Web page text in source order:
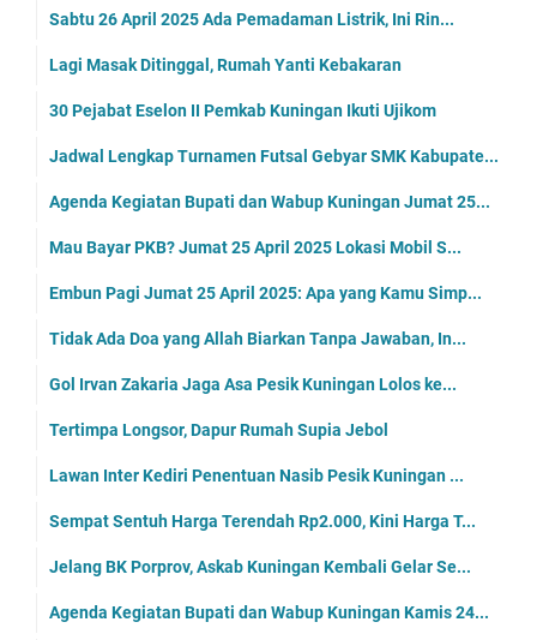
Sabtu 26 April 2025 Ada Pemadaman Listrik, Ini Rin...
Lagi Masak Ditinggal, Rumah Yanti Kebakaran
30 Pejabat Eselon II Pemkab Kuningan Ikuti Ujikom
Jadwal Lengkap Turnamen Futsal Gebyar SMK Kabupate...
Agenda Kegiatan Bupati dan Wabup Kuningan Jumat 25...
Mau Bayar PKB? Jumat 25 April 2025 Lokasi Mobil S...
Embun Pagi Jumat 25 April 2025: Apa yang Kamu Simp...
Tidak Ada Doa yang Allah Biarkan Tanpa Jawaban, In...
Gol Irvan Zakaria Jaga Asa Pesik Kuningan Lolos ke...
Tertimpa Longsor, Dapur Rumah Supia Jebol
Lawan Inter Kediri Penentuan Nasib Pesik Kuningan ...
Sempat Sentuh Harga Terendah Rp2.000, Kini Harga T...
Jelang BK Porprov, Askab Kuningan Kembali Gelar Se...
Agenda Kegiatan Bupati dan Wabup Kuningan Kamis 24...